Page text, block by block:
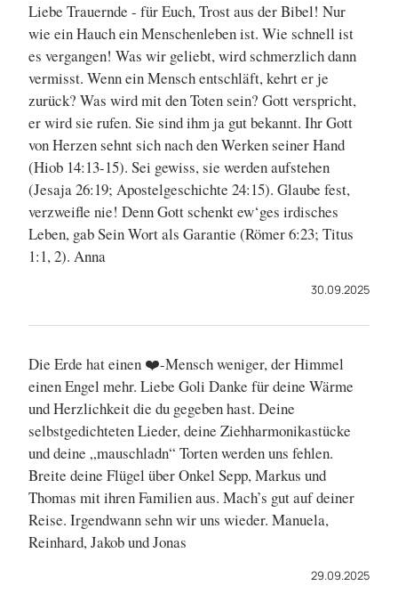
Liebe Trauernde - für Euch, Trost aus der Bibel! Nur
wie ein Hauch ein Menschenleben ist. Wie schnell ist
es vergangen! Was wir geliebt, wird schmerzlich dann
vermisst. Wenn ein Mensch entschläft, kehrt er je
zurück? Was wird mit den Toten sein? Gott verspricht,
er wird sie rufen. Sie sind ihm ja gut bekannt. Ihr Gott
von Herzen sehnt sich nach den Werken seiner Hand
(Hiob 14:13-15). Sei gewiss, sie werden aufstehen
(Jesaja 26:19; Apostelgeschichte 24:15). Glaube fest,
verzweifle nie! Denn Gott schenkt ew‘ges irdisches
Leben, gab Sein Wort als Garantie (Römer 6:23; Titus
1:1, 2). Anna
30.09.2025
Die Erde hat einen ❤️-Mensch weniger, der Himmel
einen Engel mehr. Liebe Goli Danke für deine Wärme
und Herzlichkeit die du gegeben hast. Deine
selbstgedichteten Lieder, deine Ziehharmonikastücke
und deine „mauschladn“ Torten werden uns fehlen.
Breite deine Flügel über Onkel Sepp, Markus und
Thomas mit ihren Familien aus. Mach’s gut auf deiner
Reise. Irgendwann sehn wir uns wieder. Manuela,
Reinhard, Jakob und Jonas
29.09.2025